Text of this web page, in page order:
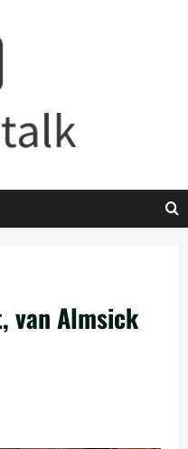
van Almsick